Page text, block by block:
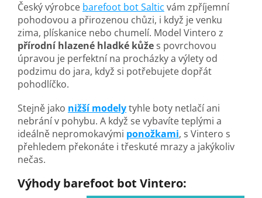
Český výrobce barefoot bot Saltic vám zpříjemní
pohodovou a přirozenou chůzi, i když je venku
zima, plískanice nebo chumelí. Model Vintero z
přírodní hlazené hladké kůže s povrchovou
úpravou je perfektní na procházky a výlety od
podzimu do jara, když si potřebujete dopřát
pohodlíčko.
Stejně jako nižší modelytyhle boty netlačí ani
nebrání v pohybu. A když se vybavíte teplými a
ideálně nepromokavými ponožkami, s Vintero s
přehledem překonáte i třeskuté mrazy a jakýkoliv
nečas.
Výhody barefoot bot Vintero: